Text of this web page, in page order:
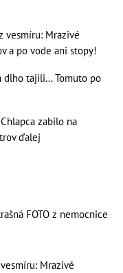
vesmíru: Mrazivé
a po vode ani stopy!
dlho tajili... Tomuto po
zabilo na
ďalej
FOTO z nemocnice
Mrazivé